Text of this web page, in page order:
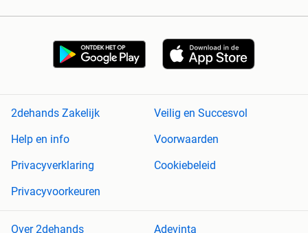
2dehands Zakelijk
Veilig en Succesvol
Help en info
Voorwaarden
Privacyverklaring
Cookiebeleid
Privacyvoorkeuren
Over 2dehands Adevinta